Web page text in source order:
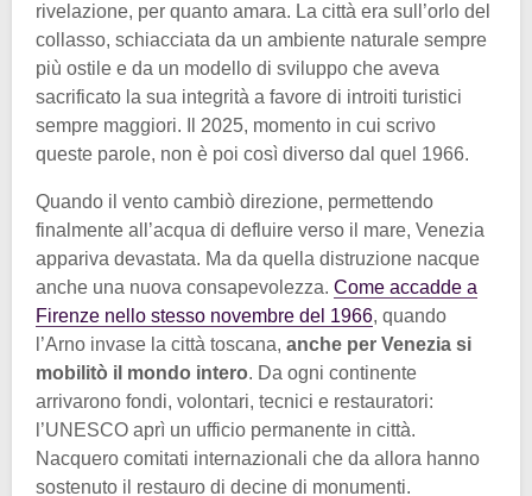
rivelazione, per quanto amara. La città era sull’orlo del
collasso, schiacciata da un ambiente naturale sempre
più ostile e da un modello di sviluppo che aveva
sacrificato la sua integrità a favore di introiti turistici
sempre maggiori. Il 2025, momento in cui scrivo
queste parole, non è poi così diverso dal quel 1966.
Quando il vento cambiò direzione, permettendo
finalmente all’acqua di defluire verso il mare, Venezia
appariva devastata. Ma da quella distruzione nacque
anche una nuova consapevolezza. Come accadde a
Firenze nello stesso novembre del 1966, quando
l’Arno invase la città toscana, anche per Venezia si
mobilitò il mondo intero. Da ogni continente
arrivarono fondi, volontari, tecnici e restauratori:
l’UNESCO aprì un ufficio permanente in città.
Nacquero comitati internazionali che da allora hanno
sostenuto il restauro di decine di monumenti.